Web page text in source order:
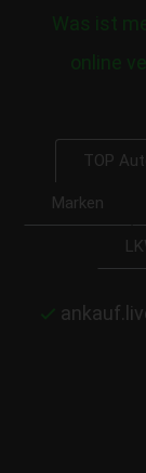
Was ist
online
TOP
Marken